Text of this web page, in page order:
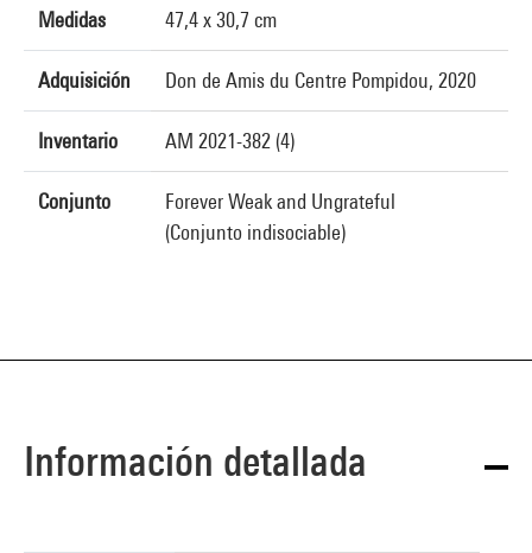
Medidas 47,4 x 30,7 cm
Adquisición Don de Amis du Centre Pompidou, 2020
Inventario AM 2021-382 (4)
Conjunto
Forever Weak and Ungrateful
(Conjunto indisociable)
Información detallada